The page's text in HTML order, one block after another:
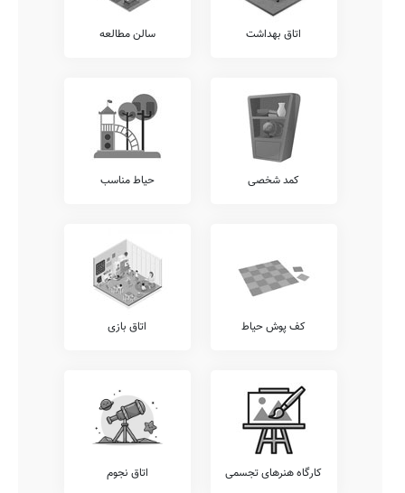
امکانات جانبی
مسلم است که هر مدرسه می تواند در کنار خدمات آموزشی مرسوم،
برگزاری کارگاه های مشاوره ایِ خانواده، سامانه برگزاری کلاس های آنلاین
آموزشی، و... برقرار نمایند.
شما می توانید اطلاعات بیشتر در خصوص موارد فوق الذکر و یا سایر
خدمات قابل ارائه توسط مدرسه ثنایی نظیر ارتباط مستمر مشاوران
تحصیلی با اولیاء، برگزاری کارگاه های ارتقای عملکرد کادر آموزشی،
برگزاری اردوهای فرهنگی ورزشی رایگان، نگهداری کیف و کتاب دانش
اطلاع دارید که برخی از مدارس، بجهت سنجش دقیقتر وضعیت دانش
آموزان خود، اقدام به برگزاری آزمون های هماهنگ کشوری می نمایند.
پیشنهاد می کنیم وضعیت آزمون های برگزار شده در مدرسه ثنایی را شامل
آزمون های گاج، خیلی سبز، کانگورو، قلمچی، مرآت، و... را قبل از ثبت نام
باشد. مدرسه دولتی ثنایی، آمادگی پذیرش دانش آموزان کلیه مناطق درگز
بویژه محدوده درگز را دارد. اولیاء گرامی به ویژه اهالی محترم درگز درگز
می توانند با مراجعه به آدرس از محیط و ساختمان دبستان نامشخص
دولتی ثنایی دیدن نمایند.
جمع بندی و خاتمه
اتاق بهداشت سالن مطالعه
کمد شخصی حیاط مناسب
کف پوش حیاط اتاق بازی
کارگاه هنرهای تجسمی اتاق نجوم